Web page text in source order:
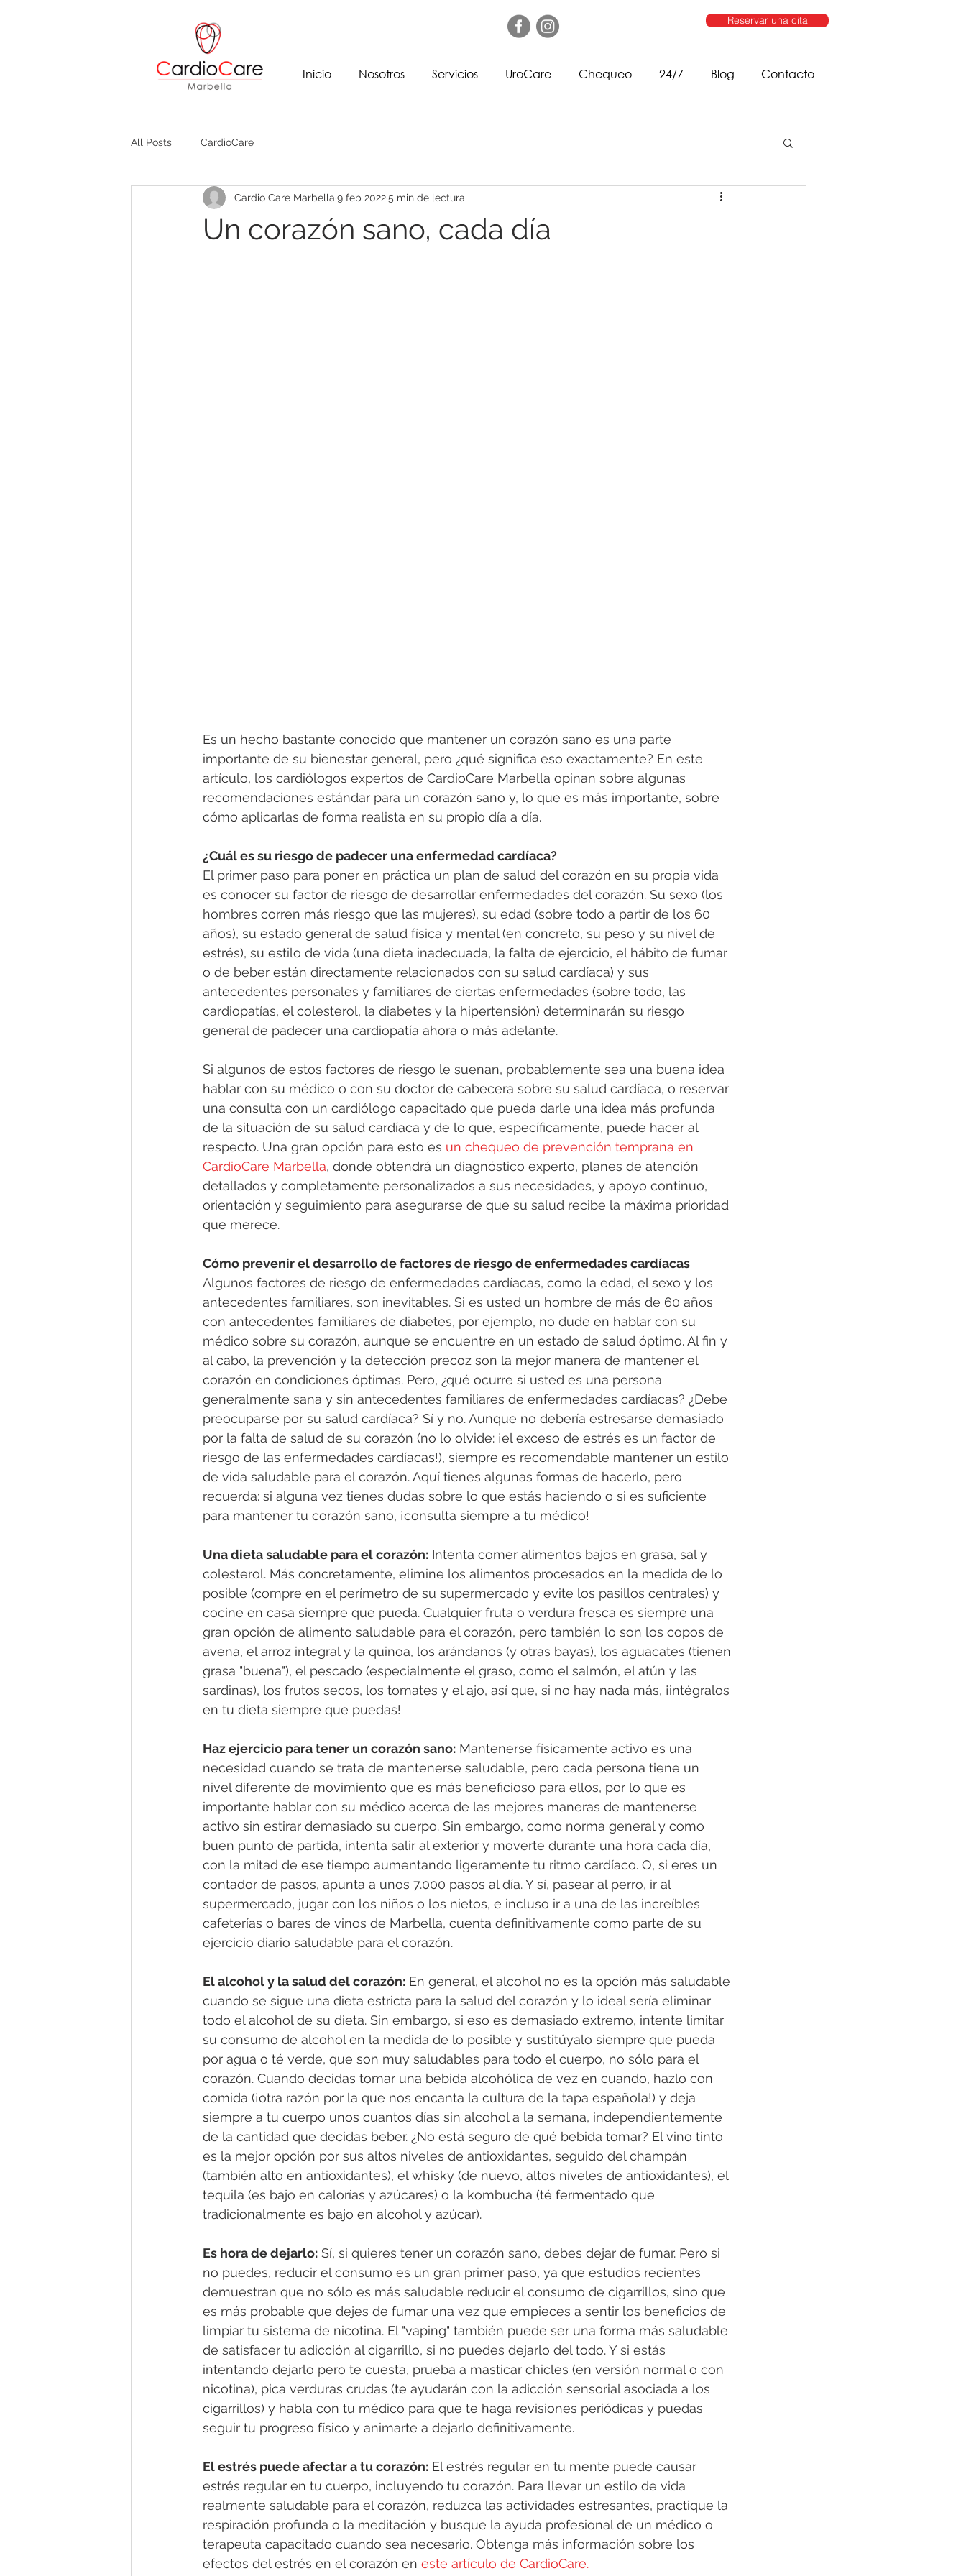
Reservar una cita
Inicio Nosotros Servicios UroCare Chequeo 24/7 Blog Contacto
All Posts CardioCare
Un corazón sano, cada día
Cardio Care Marbella 9 feb 20225 min de lectura
Es un hecho bastante conocido que mantener un corazón sano es una parte
importante de su bienestar general, pero ¿qué significa eso exactamente? En este
artículo, los cardiólogos expertos de CardioCare Marbella opinan sobre algunas
recomendaciones estándar para un corazón sano y, lo que es más importante, sobre
cómo aplicarlas de forma realista en su propio día a día.
¿Cuál es su riesgo de padecer una enfermedad cardíaca?
El primer paso para poner en práctica un plan de salud del corazón en su propia vida
es conocer su factor de riesgo de desarrollar enfermedades del corazón. Su sexo (los
hombres corren más riesgo que las mujeres), su edad (sobre todo a partir de los 60
años), su estado general de salud física y mental (en concreto, su peso y su nivel de
estrés), su estilo de vida (una dieta inadecuada, la falta de ejercicio, el hábito de fumar
o de beber están directamente relacionados con su salud cardíaca) y sus
antecedentes personales y familiares de ciertas enfermedades (sobre todo, las
cardiopatías, el colesterol, la diabetes y la hipertensión) determinarán su riesgo
general de padecer una cardiopatía ahora o más adelante.
Si algunos de estos factores de riesgo le suenan, probablemente sea una buena idea
hablar con su médico o con su doctor de cabecera sobre su salud cardíaca, o reservar
una consulta con un cardiólogo capacitado que pueda darle una idea más profunda
de la situación de su salud cardíaca y de lo que, específicamente, puede hacer al
respecto. Una gran opción para esto es un chequeo de prevención temprana en
CardioCare Marbella, donde obtendrá un diagnóstico experto, planes de atención
detallados y completamente personalizados a sus necesidades, y apoyo continuo,
orientación y seguimiento para asegurarse de que su salud recibe la máxima prioridad
que merece.
Cómo prevenir el desarrollo de factores de riesgo de enfermedades cardíacas
Algunos factores de riesgo de enfermedades cardíacas, como la edad, el sexo y los
antecedentes familiares, son inevitables. Si es usted un hombre de más de 60 años
con antecedentes familiares de diabetes, por ejemplo, no dude en hablar con su
médico sobre su corazón, aunque se encuentre en un estado de salud óptimo. Al fin y
al cabo, la prevención y la detección precoz son la mejor manera de mantener el
corazón en condiciones óptimas. Pero, ¿qué ocurre si usted es una persona
generalmente sana y sin antecedentes familiares de enfermedades cardíacas? ¿Debe
preocuparse por su salud cardíaca? Sí y no. Aunque no debería estresarse demasiado
por la falta de salud de su corazón (no lo olvide: ¡el exceso de estrés es un factor de
riesgo de las enfermedades cardíacas!), siempre es recomendable mantener un estilo
de vida saludable para el corazón. Aquí tienes algunas formas de hacerlo, pero
recuerda: si alguna vez tienes dudas sobre lo que estás haciendo o si es suficiente
para mantener tu corazón sano, ¡consulta siempre a tu médico!
Una dieta saludable para el corazón: Intenta comer alimentos bajos en grasa, sal y
colesterol. Más concretamente, elimine los alimentos procesados en la medida de lo
posible (compre en el perímetro de su supermercado y evite los pasillos centrales) y
cocine en casa siempre que pueda. Cualquier fruta o verdura fresca es siempre una
gran opción de alimento saludable para el corazón, pero también lo son los copos de
avena, el arroz integral y la quinoa, los arándanos (y otras bayas), los aguacates (tienen
grasa "buena"), el pescado (especialmente el graso, como el salmón, el atún y las
sardinas), los frutos secos, los tomates y el ajo, así que, si no hay nada más, ¡intégralos
en tu dieta siempre que puedas!
Haz ejercicio para tener un corazón sano: Mantenerse físicamente activo es una
necesidad cuando se trata de mantenerse saludable, pero cada persona tiene un
nivel diferente de movimiento que es más beneficioso para ellos, por lo que es
importante hablar con su médico acerca de las mejores maneras de mantenerse
activo sin estirar demasiado su cuerpo. Sin embargo, como norma general y como
buen punto de partida, intenta salir al exterior y moverte durante una hora cada día,
con la mitad de ese tiempo aumentando ligeramente tu ritmo cardíaco. O, si eres un
contador de pasos, apunta a unos 7.000 pasos al día. Y sí, pasear al perro, ir al
supermercado, jugar con los niños o los nietos, e incluso ir a una de las increíbles
cafeterías o bares de vinos de Marbella, cuenta definitivamente como parte de su
ejercicio diario saludable para el corazón.
El alcohol y la salud del corazón: En general, el alcohol no es la opción más saludable
cuando se sigue una dieta estricta para la salud del corazón y lo ideal sería eliminar
todo el alcohol de su dieta. Sin embargo, si eso es demasiado extremo, intente limitar
su consumo de alcohol en la medida de lo posible y sustitúyalo siempre que pueda
por agua o té verde, que son muy saludables para todo el cuerpo, no sólo para el
corazón. Cuando decidas tomar una bebida alcohólica de vez en cuando, hazlo con
comida (¡otra razón por la que nos encanta la cultura de la tapa española!) y deja
siempre a tu cuerpo unos cuantos días sin alcohol a la semana, independientemente
de la cantidad que decidas beber. ¿No está seguro de qué bebida tomar? El vino tinto
es la mejor opción por sus altos niveles de antioxidantes, seguido del champán
(también alto en antioxidantes), el whisky (de nuevo, altos niveles de antioxidantes), el
tequila (es bajo en calorías y azúcares) o la kombucha (té fermentado que
tradicionalmente es bajo en alcohol y azúcar).
Es hora de dejarlo: Sí, si quieres tener un corazón sano, debes dejar de fumar. Pero si
no puedes, reducir el consumo es un gran primer paso, ya que estudios recientes
demuestran que no sólo es más saludable reducir el consumo de cigarrillos, sino que
es más probable que dejes de fumar una vez que empieces a sentir los beneficios de
limpiar tu sistema de nicotina. El "vaping" también puede ser una forma más saludable
de satisfacer tu adicción al cigarrillo, si no puedes dejarlo del todo. Y si estás
intentando dejarlo pero te cuesta, prueba a masticar chicles (en versión normal o con
nicotina), pica verduras crudas (te ayudarán con la adicción sensorial asociada a los
cigarrillos) y habla con tu médico para que te haga revisiones periódicas y puedas
seguir tu progreso físico y animarte a dejarlo definitivamente.
El estrés puede afectar a tu corazón: El estrés regular en tu mente puede causar
estrés regular en tu cuerpo, incluyendo tu corazón. Para llevar un estilo de vida
realmente saludable para el corazón, reduzca las actividades estresantes, practique la
respiración profunda o la meditación y busque la ayuda profesional de un médico o
terapeuta capacitado cuando sea necesario. Obtenga más información sobre los
efectos del estrés en el corazón en este artículo de CardioCare.